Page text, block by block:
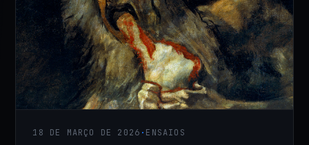
18 DE MARÇO DE 2026 · ENSAIOS